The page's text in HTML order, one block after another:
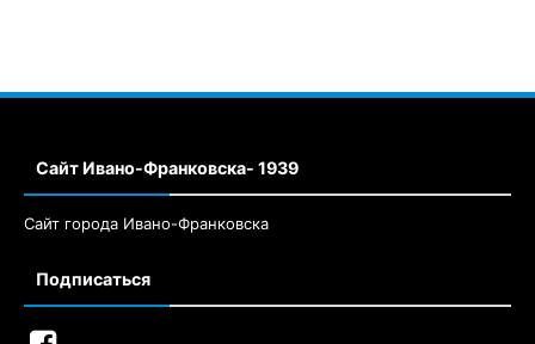
Сайт Ивано-Франковска- 1939
Сайт города Ивано-Франковска
Подписаться